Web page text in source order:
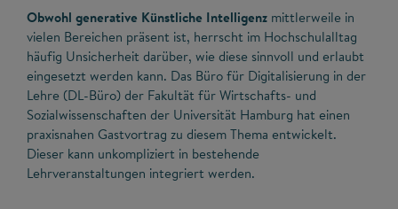
Obwohl generative Künstliche Intelligenz mittlerweile in
vielen Bereichen präsent ist, herrscht im Hochschulalltag
häufig Unsicherheit darüber, wie diese sinnvoll und erlaubt
eingesetzt werden kann. Das Büro für Digitalisierung in der
Lehre (DL-Büro) der Fakultät für Wirtschafts- und
Sozialwissenschaften der Universität Hamburg hat einen
praxisnahen Gastvortrag zu diesem Thema entwickelt.
Dieser kann unkompliziert in bestehende
Lehrveranstaltungen integriert werden.